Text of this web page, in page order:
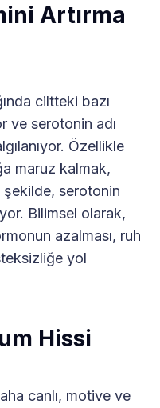
Artırma
ciltteki bazı
ve serotonin adı
Özellikle
maruz kalmak,
serotonin
Bilimsel olarak,
azalması, ruh
yol
Hissi
canlı, motive ve